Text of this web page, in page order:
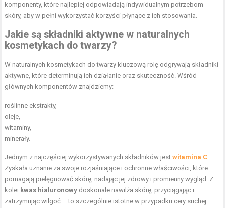
komponenty, które najlepiej odpowiadają indywidualnym potrzebom
skóry, aby w pełni wykorzystać korzyści płynące z ich stosowania.
Jakie są składniki aktywne w naturalnych
kosmetykach do twarzy?
W naturalnych kosmetykach do twarzy kluczową rolę odgrywają składniki
aktywne, które determinują ich działanie oraz skuteczność. Wśród
głównych komponentów znajdziemy:
roślinne ekstrakty,
oleje,
witaminy,
minerały.
Jednym z najczęściej wykorzystywanych składników jestwitamina C.
Zyskała uznanie za swoje rozjaśniające i ochronne właściwości, które
pomagają pielęgnować skórę, nadając jej zdrowy i promienny wygląd. Z
kolei kwas hialuronowy doskonale nawilża skórę, przyciągając i
zatrzymując wilgoć – to szczególnie istotne w przypadku cery suchej